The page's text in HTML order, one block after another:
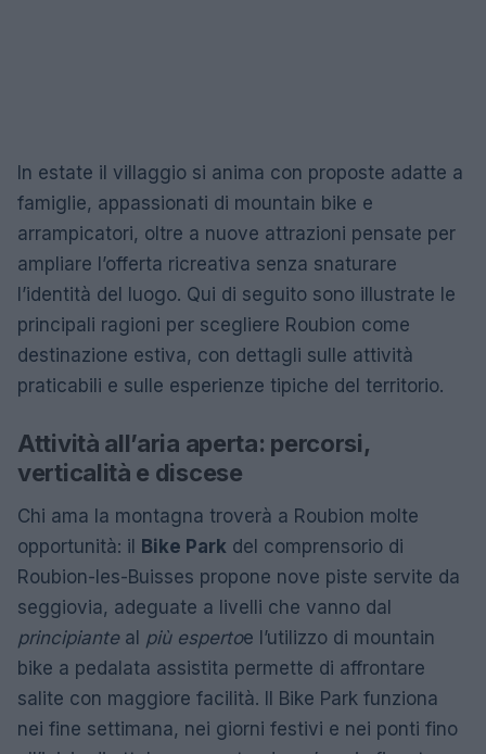
In estate il villaggio si anima con proposte adatte a
famiglie, appassionati di mountain bike e
arrampicatori, oltre a nuove attrazioni pensate per
ampliare l’offerta ricreativa senza snaturare
l’identità del luogo. Qui di seguito sono illustrate le
principali ragioni per scegliere Roubion come
destinazione estiva, con dettagli sulle attività
praticabili e sulle esperienze tipiche del territorio.
Attività all’aria aperta: percorsi,
verticalità e discese
Chi ama la montagna troverà a Roubion molte
opportunità: il
Bike Park del comprensorio di
Roubion-les-Buisses propone nove piste servite da
seggiovia, adeguate a livelli che vanno dal
principianteal più espertoe l’utilizzo di mountain
bike a pedalata assistita permette di affrontare
salite con maggiore facilità. Il Bike Park funziona
nei fine settimana, nei giorni festivi e nei ponti fino